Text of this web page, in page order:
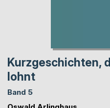
Kurzgeschichten,
lohnt
Band 5